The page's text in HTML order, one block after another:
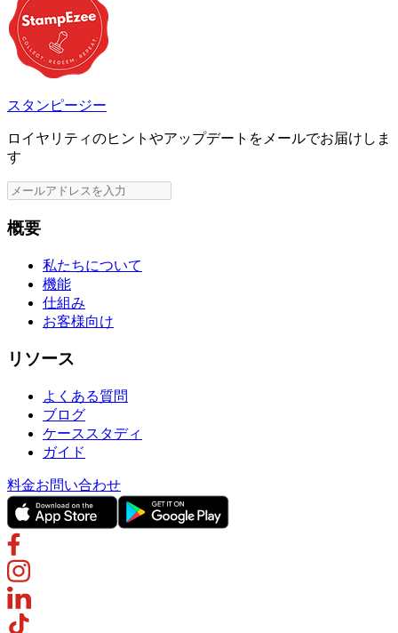
スタンピージー
ロイヤリティのヒントやアップデートをメールでお届けしま
す
概要
私たちについて
機能
仕組み
お客様向け
リソース
よくある質問
ブログ
ケーススタディ
ガイド
料金お問い合わせ